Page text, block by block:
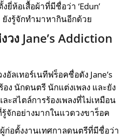
ยี่ห้อเสื้อผ้าที่มีชื่อว่า ‘Edun’
งรู้จักทำมาหากินอีกด้วย
ง Jane’s Addiction
อัลเทอร์เนทีฟร็อคชื่อดัง Jane’s
ง นักดนตรี นักแต่งเพลง และยัง
ะสไตล์การร้องเพลงที่ไม่เหมือน
จักอย่างมากในแวดวงขาร็อค
ก่อตั้งงานเทศกาลดนตรีที่มีชื่อว่า